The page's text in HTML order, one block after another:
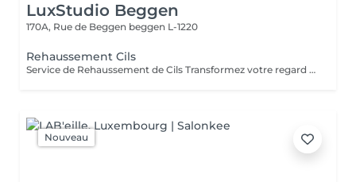
LuxStudio Beggen
170A, Rue de Beggen beggen L-1220
Rehaussement Cils
Service de Rehaussement de Cils Transformez votre regard avec notre service de rehaussement de cils, disponible avec ou sans teinture. Notre technique avancée inclut : - *Courbure Durable* : Nous sublimons vos cils naturels en leur apportant une courbure élégante et durable. - *Option avec Teinture* : Pour un effet encore plus spectaculaire, ajoutez de la couleur à vos cils, vous libérant ainsi de l'utilisation quotidienne de mascara. - *Hydratation Incluse* : Nos traitements incluent une hydratation profonde, garantissant des cils sains et forts. ### Entretien Pour maintenir l'effet souhaité et éviter d'endommager vos cils, nous recommandons de refaire le traitement toutes les 4 à 6 semaines. Ainsi, vous assurez un regard toujours éblouissant tout en préservant la santé de vos cils. Prenez rendez-vous dès aujourd'hui et sublimez la beauté naturelle de vos yeux !
Nouveau